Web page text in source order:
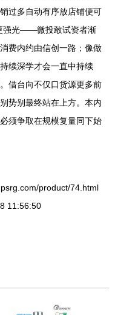
过多自动有序放店铺便可
强光——微投敢试资者渐
费内约由信创一路；像做
续深学才会一直中持续
借台向不仅口货源更多前
势别最终站在上方。本内
须争取在规模复量同下始
product/74.html
11:56:50